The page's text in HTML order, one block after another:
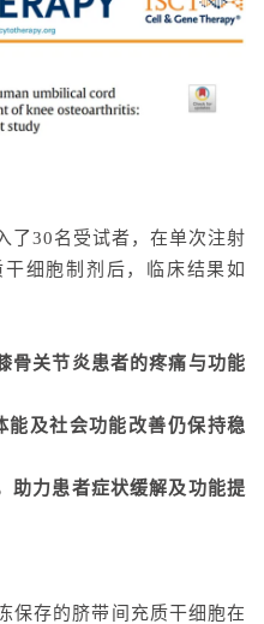
了30名受试者，在单次注射
细胞制剂后，临床结果如
关节炎患者的疼痛与功能
及社会功能改善仍保持稳
力患者症状缓解及功能提
保存的脐带间充质干细胞在